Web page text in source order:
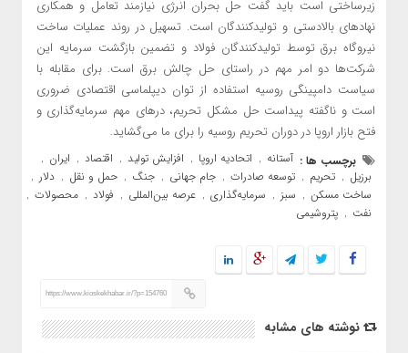
زیرساختی است باید گفت حل بحران انرژی نیازمند تعامل و همکاری
نهادهای بالادستی و تولیدکنندگان است. تسهیل در روند عملیات ساخت
نیروگاه برق توسط تولیدکنندگان فولاد و تضمین بازگشت سرمایه این
شرکت‌ها دو امر مهم در راستای حل چالش برق است. برای مقابله با
سیاست دامپینگی روسیه استفاده از توان دیپلماسی اقتصادی ضروری
است و ناگفته پیداست حل مشکل تحریم، درهای مهم سرمایه‌گذاری و
فتح بازار اروپا در دوران تحریم روسیه را برای ما می‌گشاید.
برچسب ها : آستانه , اتحادیه اروپا , افزایش تولید , اقتصاد , ایران ,
برزیل , تحریم , توسعه صادرات , جام جهانی , جنگ , حمل و نقل , دلار ,
ساخت مسکن , سبز , سرمایه‌گذاری , عرصه بین‌المللی , فولاد , محصولات ,
نفت , پتروشیمی
https://www.kioskekhabar.ir/?p=154760
نوشته های مشابه